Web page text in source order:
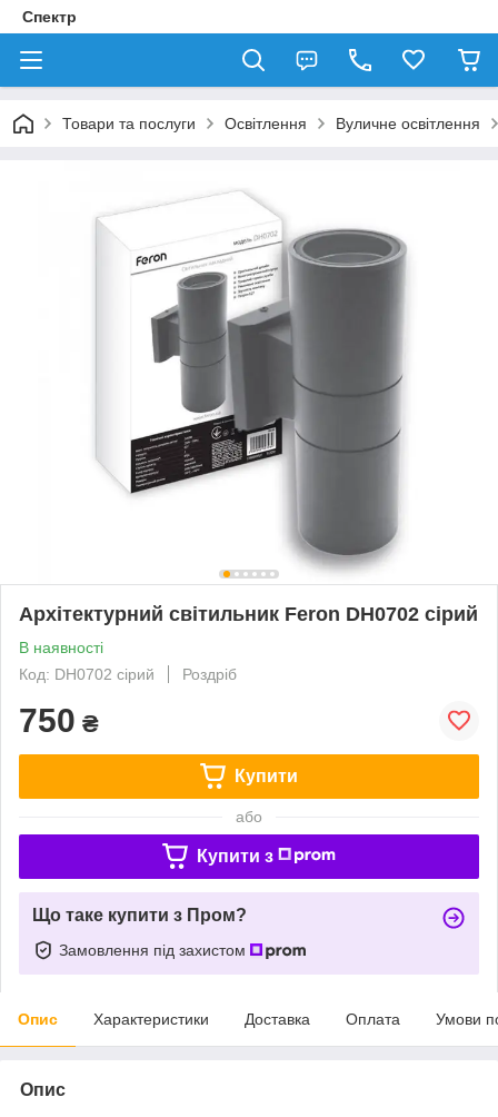
Спектр
Товари та послуги Освітлення Вуличне освітлення
Архітектурний світильник Feron DH0702 сірий
В наявності
Код: DH0702 сірий
Роздріб
750 ₴
Купити
або
Купити з
Що таке купити з Пром?
Замовлення під захистом
Опис Характеристики Доставка Оплата Умови
Опис